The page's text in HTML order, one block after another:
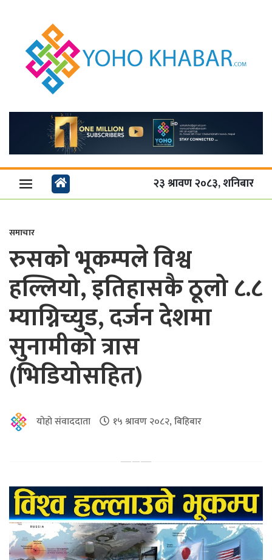
२३ श्रावण २०८३, शनिबार
समाचार
रुसको भूकम्पले विश्व
हल्लियो, इतिहासकै ठूलो ८.८
म्याग्निच्युड, दर्जन देशमा
सुनामीको त्रास
(भिडियोसहित)
योहो संवाददाता १५ श्रावण २०८२, बिहिबार